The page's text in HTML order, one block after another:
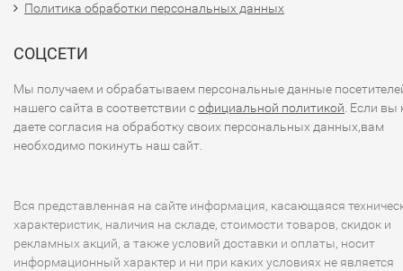
Политика обработки персональных данных
СОЦСЕТИ
Мы получаем и обрабатываем персональные данные
нашего сайта в соответствии софициальной политикой . Если вы
даете согласия на обработку своих персональных данных,вам
необходимо покинуть наш сайт.
Вся представленная на сайте информация, касающаяся
характеристик, наличия на складе, стоимости товаров, скидок и
рекламных акций, а также условий доставки и оплаты, носит
информационный характер и ни при каких условиях не является